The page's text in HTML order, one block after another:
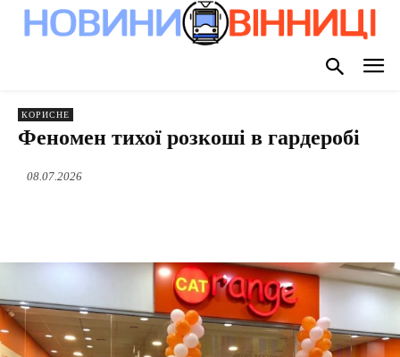
КОРИСНЕ
Феномен тихої розкоші в гардеробі
08.07.2026